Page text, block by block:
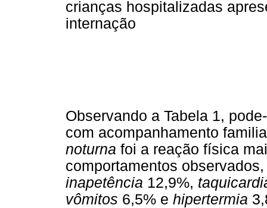
crianças hospitalizadas
internação
Observando a Tabela 1,
com acompanhamento
noturna foi a reação física
comportamentos
inapetência 12,9%,
vômitos 6,5% e hipertermia